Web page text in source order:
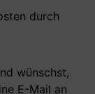
durch
wünschst,
E-Mail an